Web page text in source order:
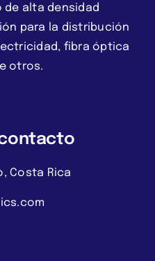
de alta densidad
para la distribución
fibra óptica
otros.
Costa Rica